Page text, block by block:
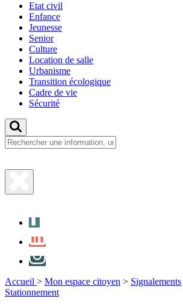
Etat civil
Enfance
Jeunesse
Senior
Culture
Location de salle
Urbanisme
Transition écologique
Cadre de vie
Sécurité
Fermer
Accueil > Mon espace citoyen > Signalements
Stationnement